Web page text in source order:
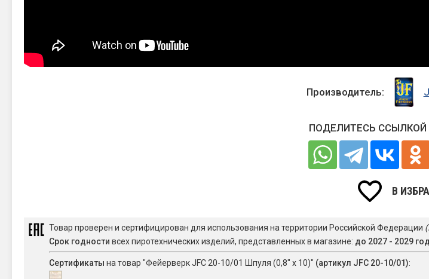
Производитель:
ПОДЕЛИТЕСЬ ССЫЛКОЙ
В
Товар проверен и сертифицирован для использования на территории Российской Федерации
Срок годности всех пиротехнических изделий, представленных в магазине: до 2027 - 2029
Сертификаты на товар "Фейерверк JFС 20-10/01 Шпуля (0,8" х 10)" (артикул JFС 20-10/01):